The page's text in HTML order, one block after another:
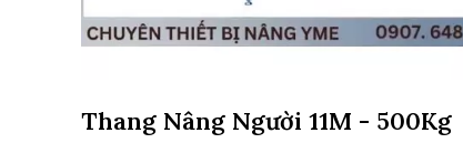
Thang Nâng Người 11M - 500Kg